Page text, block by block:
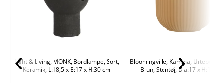
Light & Living, MONK, Bordlampe, Sort,
Keramik, L:18,5 x B:17 x H:30 cm
Bloomingville, Kamma,
Brun, Stentøj, Dia:17 x